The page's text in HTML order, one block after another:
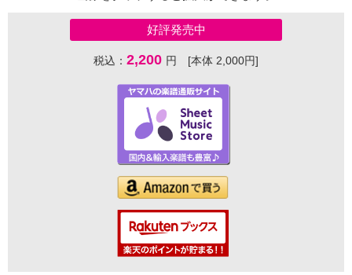
好評発売中
税込： 2,200 円 [本体 2,000円]